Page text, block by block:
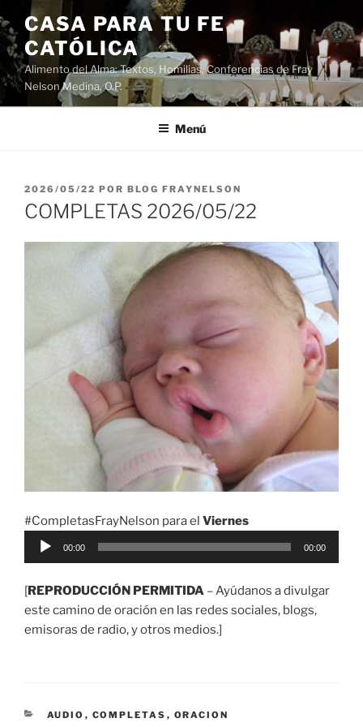
Saltar
al
contenido
CASA PARA TU FE
CATÓLICA
Alimento del Alma: Textos, Homilias, Conferencias de Fray
Nelson Medina, O.P.
Menú
PUBLICADO
EL
2026/05/22 POR BLOG FRAYNELSON
COMPLETAS 2026/05/22
#CompletasFrayNelson para el Viernes
Reproductor
00:00 00:00
[REPRODUCCIÓN PERMITIDA – Ayúdanos a divulgar
este camino de oración en las redes sociales, blogs,
emisoras de radio, y otros medios.]
CATEGORÍAS
AUDIO , COMPLETAS , ORACION